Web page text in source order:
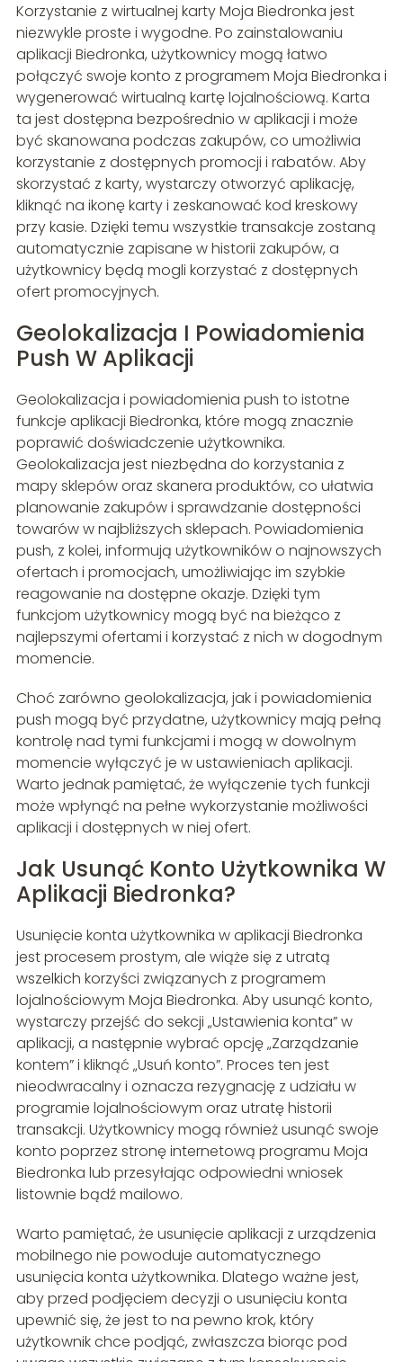
Korzystanie z wirtualnej karty Moja Biedronka jest
niezwykle proste i wygodne. Po zainstalowaniu
aplikacji Biedronka, użytkownicy mogą łatwo
połączyć swoje konto z programem Moja Biedronka i
wygenerować wirtualną kartę lojalnościową. Karta
ta jest dostępna bezpośrednio w aplikacji i może
być skanowana podczas zakupów, co umożliwia
korzystanie z dostępnych promocji i rabatów. Aby
skorzystać z karty, wystarczy otworzyć aplikację,
kliknąć na ikonę karty i zeskanować kod kreskowy
przy kasie. Dzięki temu wszystkie transakcje zostaną
automatycznie zapisane w historii zakupów, a
użytkownicy będą mogli korzystać z dostępnych
ofert promocyjnych.
Geolokalizacja I Powiadomienia
Push W Aplikacji
Geolokalizacja i powiadomienia push to istotne
funkcje aplikacji Biedronka, które mogą znacznie
poprawić doświadczenie użytkownika.
Geolokalizacja jest niezbędna do korzystania z
mapy sklepów oraz skanera produktów, co ułatwia
planowanie zakupów i sprawdzanie dostępności
towarów w najbliższych sklepach. Powiadomienia
push, z kolei, informują użytkowników o najnowszych
ofertach i promocjach, umożliwiając im szybkie
reagowanie na dostępne okazje. Dzięki tym
funkcjom użytkownicy mogą być na bieżąco z
najlepszymi ofertami i korzystać z nich w dogodnym
momencie.
Choć zarówno geolokalizacja, jak i powiadomienia
push mogą być przydatne, użytkownicy mają pełną
kontrolę nad tymi funkcjami i mogą w dowolnym
momencie wyłączyć je w ustawieniach aplikacji.
Warto jednak pamiętać, że wyłączenie tych funkcji
może wpłynąć na pełne wykorzystanie możliwości
aplikacji i dostępnych w niej ofert.
Jak Usunąć Konto Użytkownika W
Aplikacji Biedronka?
Usunięcie konta użytkownika w aplikacji Biedronka
jest procesem prostym, ale wiąże się z utratą
wszelkich korzyści związanych z programem
lojalnościowym Moja Biedronka. Aby usunąć konto,
wystarczy przejść do sekcji „Ustawienia konta” w
aplikacji, a następnie wybrać opcję „Zarządzanie
kontem” i kliknąć „Usuń konto”. Proces ten jest
nieodwracalny i oznacza rezygnację z udziału w
programie lojalnościowym oraz utratę historii
transakcji. Użytkownicy mogą również usunąć swoje
konto poprzez stronę internetową programu Moja
Biedronka lub przesyłając odpowiedni wniosek
listownie bądź mailowo.
Warto pamiętać, że usunięcie aplikacji z urządzenia
mobilnego nie powoduje automatycznego
usunięcia konta użytkownika. Dlatego ważne jest,
aby przed podjęciem decyzji o usunięciu konta
upewnić się, że jest to na pewno krok, który
użytkownik chce podjąć, zwłaszcza biorąc pod